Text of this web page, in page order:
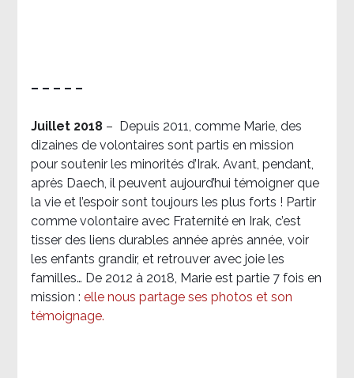
– – – – –
Juillet 2018 –
Depuis 2011, comme Marie, des
dizaines de volontaires sont partis en mission
pour soutenir les minorités d’Irak. Avant, pendant,
après Daech, il peuvent aujourd’hui témoigner que
la vie et l’espoir sont toujours les plus forts ! Partir
comme volontaire avec Fraternité en Irak, c’est
tisser des liens durables année après année, voir
les enfants grandir, et retrouver avec joie les
familles… De 2012 à 2018, Marie est partie 7 fois en
mission : elle nous partage ses photos et son
témoignage.